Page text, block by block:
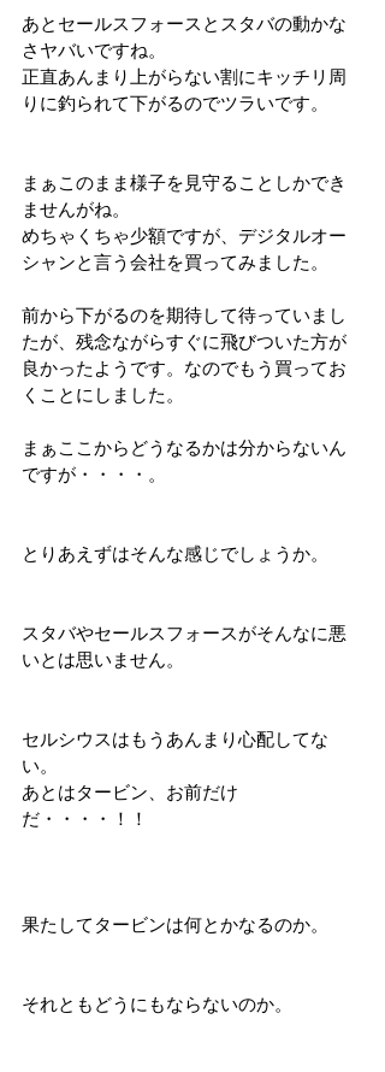
あとセールスフォースとスタバの動かな
さヤバいですね。
正直あんまり上がらない割にキッチリ周
りに釣られて下がるのでツラいです。
まぁこのまま様子を見守ることしかでき
ませんがね。
めちゃくちゃ少額ですが、デジタルオー
シャンと言う会社を買ってみました。
前から下がるのを期待して待っていまし
たが、残念ながらすぐに飛びついた方が
良かったようです。なのでもう買ってお
くことにしました。
まぁここからどうなるかは分からないん
ですが・・・・。
とりあえずはそんな感じでしょうか。
スタバやセールスフォースがそんなに悪
いとは思いません。
セルシウスはもうあんまり心配してな
い。
あとはタービン、お前だけ
だ・・・・！！
果たしてタービンは何とかなるのか。
それともどうにもならないのか。